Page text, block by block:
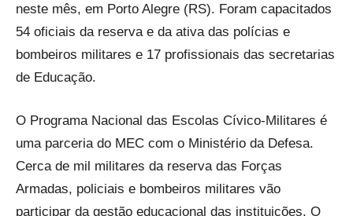
neste mês, em Porto Alegre (RS). Foram capacitados
54 oficiais da reserva e da ativa das polícias e
bombeiros militares e 17 profissionais das secretarias
de Educação.
O Programa Nacional das Escolas Cívico-Militares é
uma parceria do MEC com o Ministério da Defesa.
Cerca de mil militares da reserva das Forças
Armadas, policiais e bombeiros militares vão
participar da gestão educacional das instituições. O